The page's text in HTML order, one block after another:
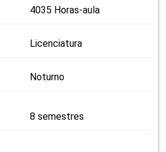
4035 Horas-aula
Licenciatura
Noturno
8 semestres